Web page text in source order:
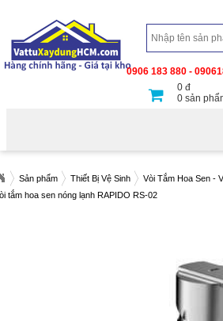
0906 183 880 -
0 đ
0 sản
Sản phẩm Thiết Bị Vệ Sinh
Vòi Tắm Hoa Sen -
tắm hoa sen nóng lạnh RAPIDO RS-02